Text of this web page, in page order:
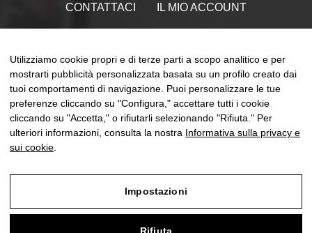
CONTATTACI IL MIO ACCOUNT
Toggle
☰
IT 0
Utilizziamo cookie propri e di terze parti a scopo analitico e per
mostrarti pubblicità personalizzata basata su un profilo creato dai
tuoi comportamenti di navigazione. Puoi personalizzare le tue
preferenze cliccando su "Configura," accettare tutti i cookie
cliccando su "Accetta," o rifiutarli selezionando "Rifiuta." Per
ulteriori informazioni, consulta la nostra Informativa sulla privacy e
sui cookie
Impostazioni